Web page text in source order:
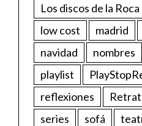
Los discos de la
low cost
madrid
navidad
nombres
playlist
reflexiones
series
sofá